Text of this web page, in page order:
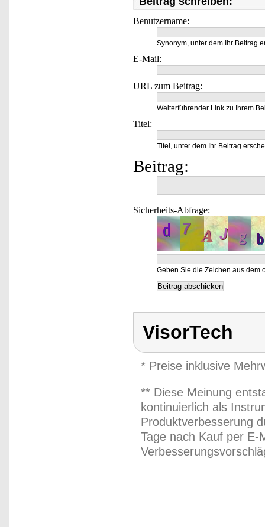
Benutzername:
Synonym, unter dem Ihr Beitrag
E-Mail:
URL zum Beitrag:
Weiterführender Link zu Ihrem
Titel:
Titel, unter dem Ihr Beitrag
Beitrag:
Sicherheits-Abfrage:
Geben Sie die Zeichen aus dem
VisorTech
* Preise inklusive
** Diese Meinung
kontinuierlich als
Produktverbesserung
Tage nach Kauf per E-